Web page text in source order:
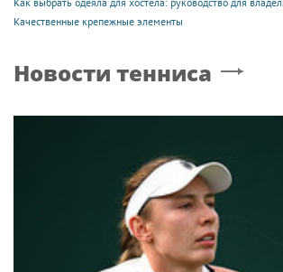
Качественные крепежные элементы
Новости тенниса